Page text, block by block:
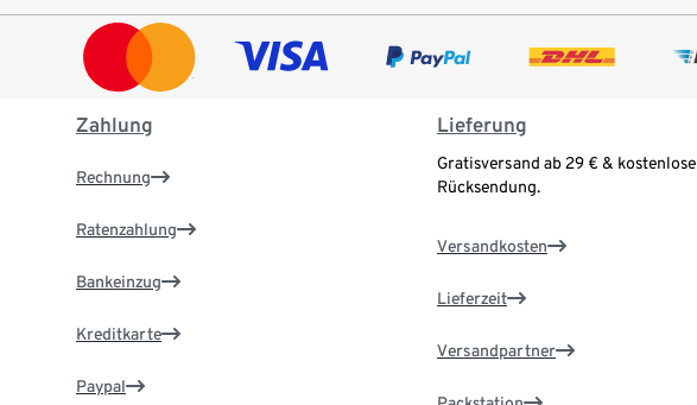
Zahlung
Rechnung
Ratenzahlung
Bankeinzug
Kreditkarte
Paypal
Lieferung
Gratisversand ab 29 € & kostenlose
Rücksendung.
Versandkosten
Lieferzeit
Versandpartner